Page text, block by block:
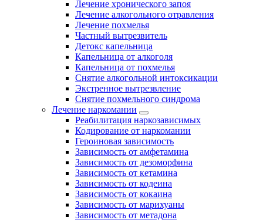
Лечение хронического запоя
Лечение алкогольного отравления
Лечение похмелья
Частный вытрезвитель
Детокс капельница
Капельница от алкоголя
Капельница от похмелья
Снятие алкогольной интоксикации
Экстренное вытрезвление
Снятие похмельного синдрома
Лечение наркомании
Реабилитация наркозависимых
Кодирование от наркомании
Героиновая зависимость
Зависимость от амфетамина
Зависимость от дезоморфина
Зависимость от кетамина
Зависимость от кодеина
Зависимость от кокаина
Зависимость от марихуаны
Зависимость от метадона